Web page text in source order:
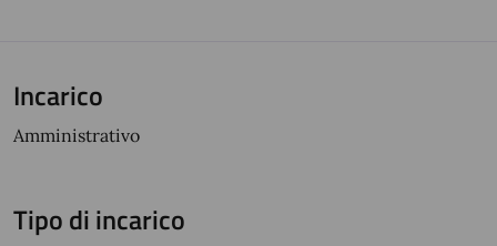
Incarico
Amministrativo
Tipo di incarico